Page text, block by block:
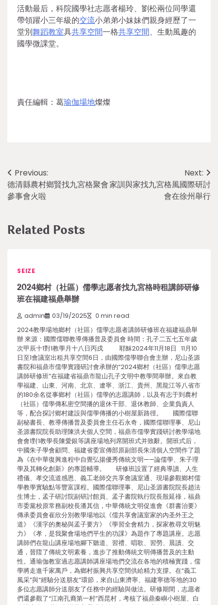
活動最后，科院國學社志愿者楊玲、劉松兩位同學還
帶領躍小三年級的交流小弟弟小妹妹們親身經歷了一
堂別舞蹈教室具共享空間一格共享空間、生動風趣的
國學微課堂。
責任編輯：葛瑜伽場地燦燦
Post
navigation
Previous:
德清縣農村鄉賢找九宮格聚會
參事會火啦
Next:
家訓與家找九宮格風國際研討
會在徐州舉行
Related Posts
SEIZE
2024鄉村（社區）儒學志愿者找九宮格時租講師研修
班在福建福鼎舉辦
admin 03/19/2025 0 min read
2024教學場地鄉村（社區）儒學志愿者講師研修班在福建福鼎舉
辦 來源：國際儒聯教導傳播普及委員會 時間：孔子二五七五年歲
次甲辰十1對1教學月十八日丙戌 耶穌2024年11月18日 11月10
日至1會議室出租共享空間6日，由國際儒學聯合會主辦，尼山圣源
書院和福鼎市儒學實踐研討會承辦的“2024鄉村（社區）儒學志愿
講師研修班”在福建省福鼎市龍山孔子文明中教學間舉辦。來自教
學福建、山東、河南、北京、遼寧、浙江、貴州、黑龍江等八省市
的180余名從事鄉村（社區）儒學的志愿講師，以及有志于到農村
（社區）儒學傳私密空間播的退休干部、退休教師、企業負責人
等，配合探討鄉村建設與儒學傳播的小樹屋新路徑。 國際儒聯
副秘書長、教導傳播普及委員會主任石永奇，國際儒聯理事、尼山
圣源書院院長助理陳洪夫個人空間，福鼎市儒學實踐研討教學場地
會會1對1教學長陳愛銀等講座場地列席開班式并致辭。開班式后，
中國朱子學會顧問、福建省委宣傳部原副部長朱清個人空間作了題
為《在中華復興進程中自覺弘揚優秀傳統文明——論儒學、朱子理
學及其轉化創新》的專題輔導。 研修班設置了經典導讀、人生
禮儀、孝交流道感恩、義工老師交共享會議室通、現場參觀鄉村儒
學教學實驗點等豐富課程。國際儒聯理事、尼山圣源書院院長趙法
生博士，孟子研討院副研討館員、孟子書院執行院長殷延祿，福鼎
市委黨校原常務副校長潘其信，中華傳統文明促進會《群書治要》
傳承委員會崔欣分別教學場地以《儒共享會議室家的內圣外王之
道》《漢字的奧秘與孟子要方》《學習全會精力，探家教尋文明魅
力》《孝，是我聚會場地們平生的功課》為題作了專題講座。志愿
講師們在龍山講座場地腳下聽道、習禮、唱歌、習勞、晨讀、交
通，晉陞了傳統文明素養，進步了推動傳統文明傳播普及的主動
性。通瑜伽教室過志愿講師講座場地們交流在各地的積極實踐，儒
學將走進千家萬戶，為鄉村振興共享空間供給精力支撐。在“義工
風采”與“經驗分送朋友”環節，來自山東濟寧、福建寧德等地的30
多位志愿講師分送朋友了任務中的經驗與做法。研修期間，志愿者
們還參觀了“江南孔裔第一村”西昆村，考核了福鼎秦嶼小樹屋、白